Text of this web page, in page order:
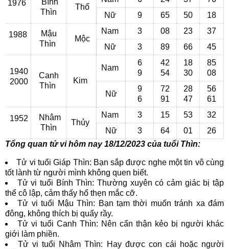
1976
Bính
Thìn
Thổ
Nữ
9 65 50 18
1988
Mậu
Thìn
Mộc
Nam 3 08 23
37
Nữ
3 89 66 45
1940
2000
Canh
Thìn
Kim
Nam
6
9
42
54
18
30
85
08
Nữ
9
6
72
91
28
47
56
61
1952
Nhâm
Thìn
Thủy
Nam 3 15 53
32
Nữ
3 64 01
26
Tổng quan tử vi hôm nay 18/12/2023 của tuổi Thìn:
Tử vi tuổi Giáp Thìn: Bạn sắp được nghe một tin vô cùng
tốt lành từ người mình không quen biết.
Tử vi tuổi Bính Thìn: Thường xuyên có cảm giác bị tập
thể cô lập, cảm thấy hổ thẹn mắc cỡ.
Tử vi tuổi Mậu Thìn: Bạn tạm thời muốn tránh xa đám
đông, không thích bị quấy rầy.
Tử vi tuổi Canh Thìn: Nên cẩn thận kẻo bị người khác
giới làm phiền.
Tử vi tuổi Nhâm Thìn: Hay được con cái hoặc người